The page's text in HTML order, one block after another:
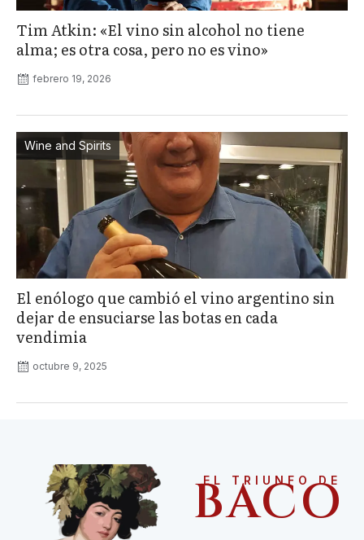
Tim Atkin: «El vino sin alcohol no tiene
alma; es otra cosa, pero no es vino»
febrero 19, 2026
Wine and Spirits
El enólogo que cambió el vino argentino sin
dejar de ensuciarse las botas en cada
vendimia
octubre 9, 2025
EL TRIUNFO DE
BACO